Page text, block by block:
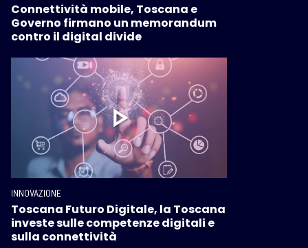
Connettività mobile, Toscana e
Governo firmano un memorandum
contro il digital divide
INNOVAZIONE
Toscana Futuro Digitale, la Toscana
investe sulle competenze digitali e
sulla connettività